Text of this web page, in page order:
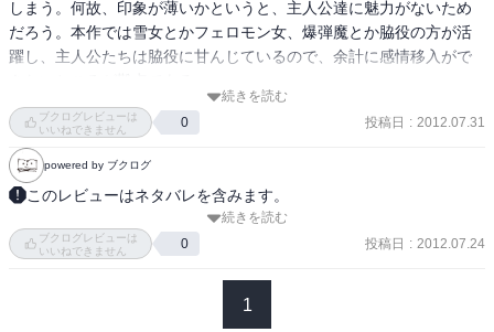
しまう。何故、印象が薄いかというと、主人公達に魅力がないため
だろう。本作では雪女とかフェロモン女、爆弾魔とか脇役の方が活
躍し、主人公たちは脇役に甘んじているので、余計に感情移入がで
続きを読む
ブクログレビューは
いいねできません
0 投稿日 : 2012.07.31
powered by ブクログ
このレビューはネタバレを含みます。
鷲王院を潰すという主人公の目的に少しくらい近づいて欲しかった
1巻終了時との違いは清水の離脱・お姉ちゃんの目覚めくらいか
続きを読む
ブクログレビューは
いいねできません
0 投稿日 : 2012.07.24
1